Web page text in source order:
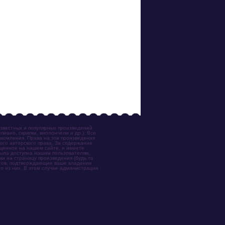
и популярных произведений
скрипки, виолончели и др.). Все
Права на эти произведения
авторского права. За содержание
на нашем сайте, и имеете
доступна нашим пользователям,
на страницу произведения (будь то
подтверждающие ваше владение
из них. В этом случае администрация